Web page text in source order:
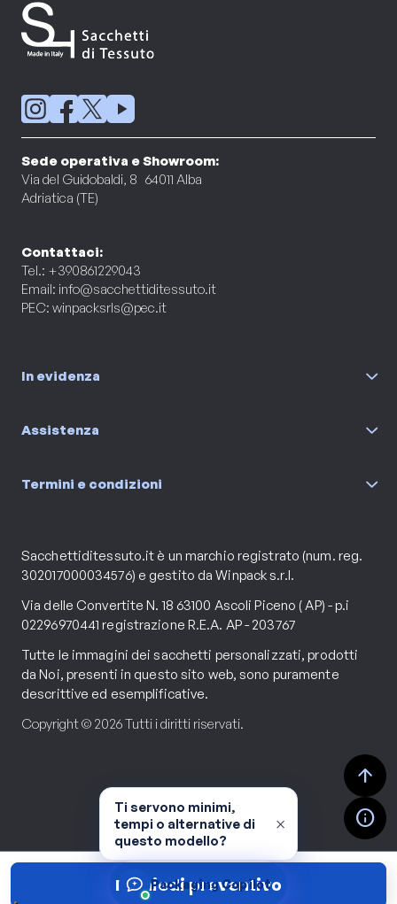
Richiedi preventivo
Sede operativa e Showroom:
Via del Guidobaldi, 8 64011 Alba
Adriatica (TE)
Contattaci:
Tel.: +390861229043
Email: info@sacchettiditessuto.it
PEC: winpacksrls@pec.it
In evidenza
Assistenza
Termini e condizioni
Sacchettiditessuto.it è un marchio registrato (num. reg.
302017000034576) e gestito da Winpack s.r.l.
Via delle Convertite N. 18 63100 Ascoli Piceno ( AP) - p.i
02296970441 registrazione R.E.A. AP - 203767
Tutte le immagini dei sacchetti personalizzati, prodotti
da Noi, presenti in questo sito web, sono puramente
descrittive ed esemplificative.
Copyright © 2026 Tutti i diritti riservati.
arrow_upward
info
Packaging Copilot
Ti servono minimi,
tempi o alternative di
questo modello?
×